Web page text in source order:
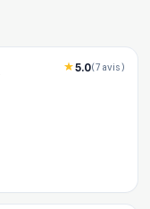
5.0(7 avis)